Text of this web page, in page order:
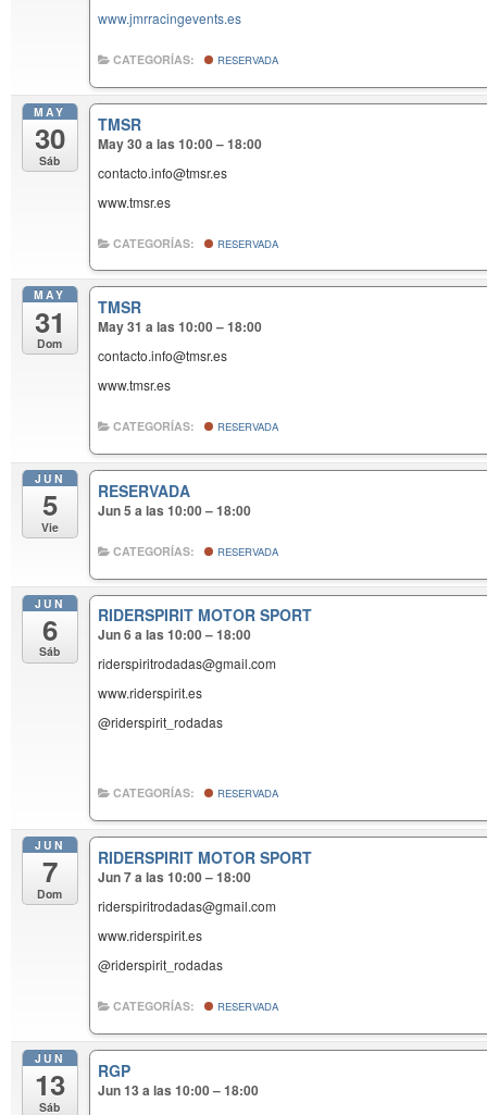
www.jmrracingevents.es
CATEGORÍAS: RESERVADA
MAY
30
Sáb
TMSR
May 30 a las 10:00 – 18:00
contacto.info@tmsr.es
www.tmsr.es
CATEGORÍAS: RESERVADA
MAY
31
Dom
TMSR
May 31 a las 10:00 – 18:00
contacto.info@tmsr.es
www.tmsr.es
CATEGORÍAS: RESERVADA
JUN
5
Vie
RESERVADA
Jun 5 a las 10:00 – 18:00
CATEGORÍAS: RESERVADA
JUN
6
Sáb
RIDERSPIRIT MOTOR SPORT
Jun 6 a las 10:00 – 18:00
riderspiritrodadas@gmail.com
www.riderspirit.es
@riderspirit_rodadas
CATEGORÍAS: RESERVADA
JUN
7
Dom
RIDERSPIRIT MOTOR SPORT
Jun 7 a las 10:00 – 18:00
riderspiritrodadas@gmail.com
www.riderspirit.es
@riderspirit_rodadas
CATEGORÍAS: RESERVADA
JUN
13
Sáb
RGP
Jun 13 a las 10:00 – 18:00